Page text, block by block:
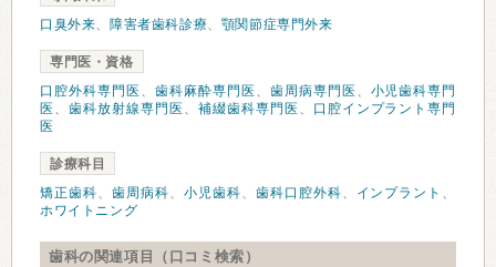
口臭外来、 障害者歯科診療、 顎関節症専門外来
専門医・資格
口腔外科専門医 、 歯科麻酔専門医 、 歯周病専門医 、 小児歯科専門
医 、 歯科放射線専門医 、 補綴歯科専門医 、 口腔インプラント専門
医
診療科目
矯正歯科、 歯周病科、 小児歯科、 歯科口腔外科、 インプラント 、
ホワイトニング
歯科の関連項目（口コミ検索）